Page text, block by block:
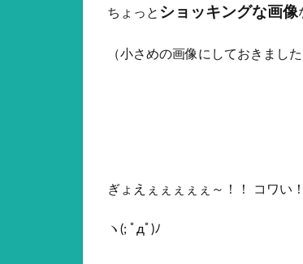
ちょっと ショッキングな画像
（小さめの画像にしておきました
ぎょえぇぇぇぇぇ～！！ コワい！
ヽ(; ﾟдﾟ)ﾉ